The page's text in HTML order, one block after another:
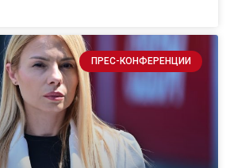
ПРЕС-КОНФЕРЕНЦИИ